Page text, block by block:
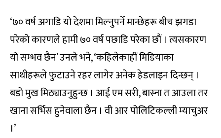
‘७० वर्ष अगाडि यो देशमा मिल्नुपर्ने मान्छेहरू बीच झगडा
परेको कारणले हामी ७० वर्ष पछाडि परेका छौं । त्यसकारण
यो सम्भव छैन’ उनले भने, ‘कहिलेकाहीं मिडियाका
साथीहरूले फुटाउने रहर लागेर अनेक हेडलाइन दिन्छन् ।
बडो मुख मिठ्याउनुहुन्छ । आई एम सरी, बास्ना त आउला तर
खाना सर्भिस हुनेवाला छैन । वी आर पोलिटिकल्ली म्याचुअर
।’